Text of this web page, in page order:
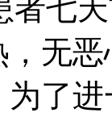
者七
无
了